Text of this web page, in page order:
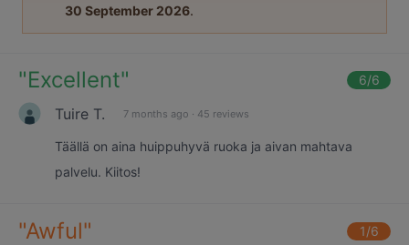
30 September 2026.
"Excellent" 6/6
Tuire T. 7 months ago · 45 reviews
Täällä on aina huippuhyvä ruoka ja aivan mahtava
palvelu. Kiitos!
"Awful" 1/6